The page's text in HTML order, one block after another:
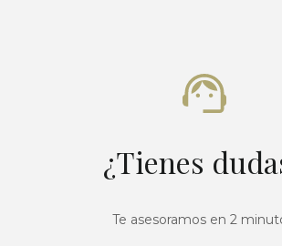
¿Tienes
Te asesoramos en 2